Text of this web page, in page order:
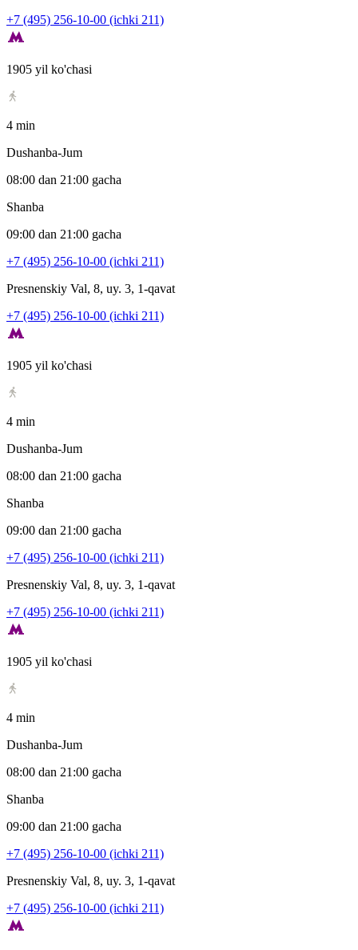
+7 (495) 256-10-00 (ichki 211)
1905 yil ko'chasi
4 min
Dushanba-Jum
08:00 dan 21:00 gacha
Shanba
09:00 dan 21:00 gacha
+7 (495) 256-10-00 (ichki 211)
Presnenskiy Val, 8, uy. 3, 1-qavat
+7 (495) 256-10-00 (ichki 211)
1905 yil ko'chasi
4 min
Dushanba-Jum
08:00 dan 21:00 gacha
Shanba
09:00 dan 21:00 gacha
+7 (495) 256-10-00 (ichki 211)
Presnenskiy Val, 8, uy. 3, 1-qavat
+7 (495) 256-10-00 (ichki 211)
1905 yil ko'chasi
4 min
Dushanba-Jum
08:00 dan 21:00 gacha
Shanba
09:00 dan 21:00 gacha
+7 (495) 256-10-00 (ichki 211)
Presnenskiy Val, 8, uy. 3, 1-qavat
+7 (495) 256-10-00 (ichki 211)